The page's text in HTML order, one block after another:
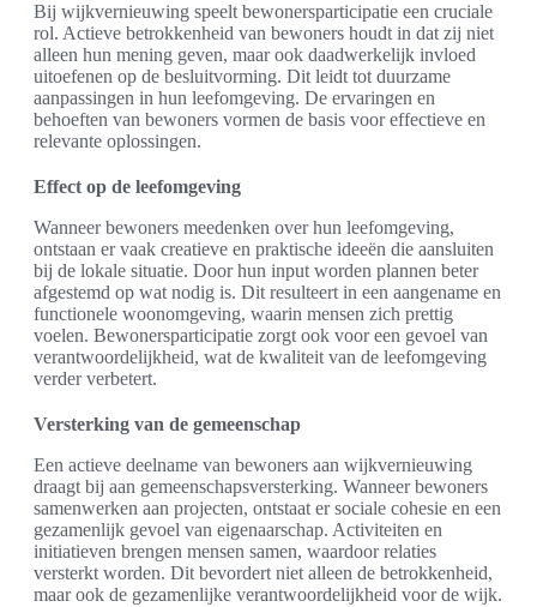
Bij wijkvernieuwing speelt bewonersparticipatie een cruciale
rol. Actieve betrokkenheid van bewoners houdt in dat zij niet
alleen hun mening geven, maar ook daadwerkelijk invloed
uitoefenen op de besluitvorming. Dit leidt tot duurzame
aanpassingen in hun leefomgeving. De ervaringen en
behoeften van bewoners vormen de basis voor effectieve en
relevante oplossingen.
Effect op de leefomgeving
Wanneer bewoners meedenken over hun leefomgeving,
ontstaan er vaak creatieve en praktische ideeën die aansluiten
bij de lokale situatie. Door hun input worden plannen beter
afgestemd op wat nodig is. Dit resulteert in een aangename en
functionele woonomgeving, waarin mensen zich prettig
voelen. Bewonersparticipatie zorgt ook voor een gevoel van
verantwoordelijkheid, wat de kwaliteit van de leefomgeving
verder verbetert.
Versterking van de gemeenschap
Een actieve deelname van bewoners aan wijkvernieuwing
draagt bij aan gemeenschapsversterking. Wanneer bewoners
samenwerken aan projecten, ontstaat er sociale cohesie en een
gezamenlijk gevoel van eigenaarschap. Activiteiten en
initiatieven brengen mensen samen, waardoor relaties
versterkt worden. Dit bevordert niet alleen de betrokkenheid,
maar ook de gezamenlijke verantwoordelijkheid voor de wijk.